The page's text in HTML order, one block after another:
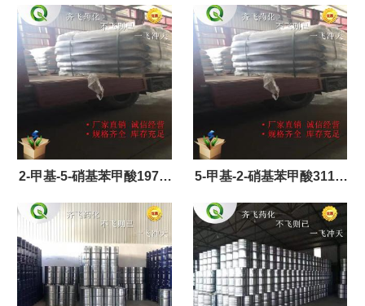
45-1
2-甲基-5-硝基苯甲酸1975-
52-6
5-甲基-2-硝基苯甲酸3113-
72-2